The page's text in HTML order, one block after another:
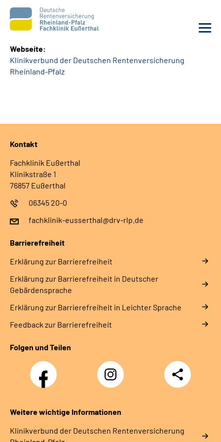
Unsere Klinik
Karriere
Beratungsstellen &
Zuweisende
Gebärdensprache
Webseite:
Klinikverbund der Deutschen Rentenversicherung
Rheinland-Pfalz
Kontakt
Fachklinik Eußerthal
Klinikstraße 1
76857 Eußerthal
06345 20-0
fachklinik-eusserthal@drv-rlp.de
Barrierefreiheit
Erklärung zur Barrierefreiheit
Erklärung zur Barrierefreiheit in Deutscher
Gebärdensprache
Erklärung zur Barrierefreiheit in Leichter Sprache
Feedback zur Barrierefreiheit
Folgen und Teilen
Facebook
Instagram
DRV
Nachwuchskräfte
Teilen
Weitere wichtige Informationen
Klinikverbund der Deutschen Rentenversicherung